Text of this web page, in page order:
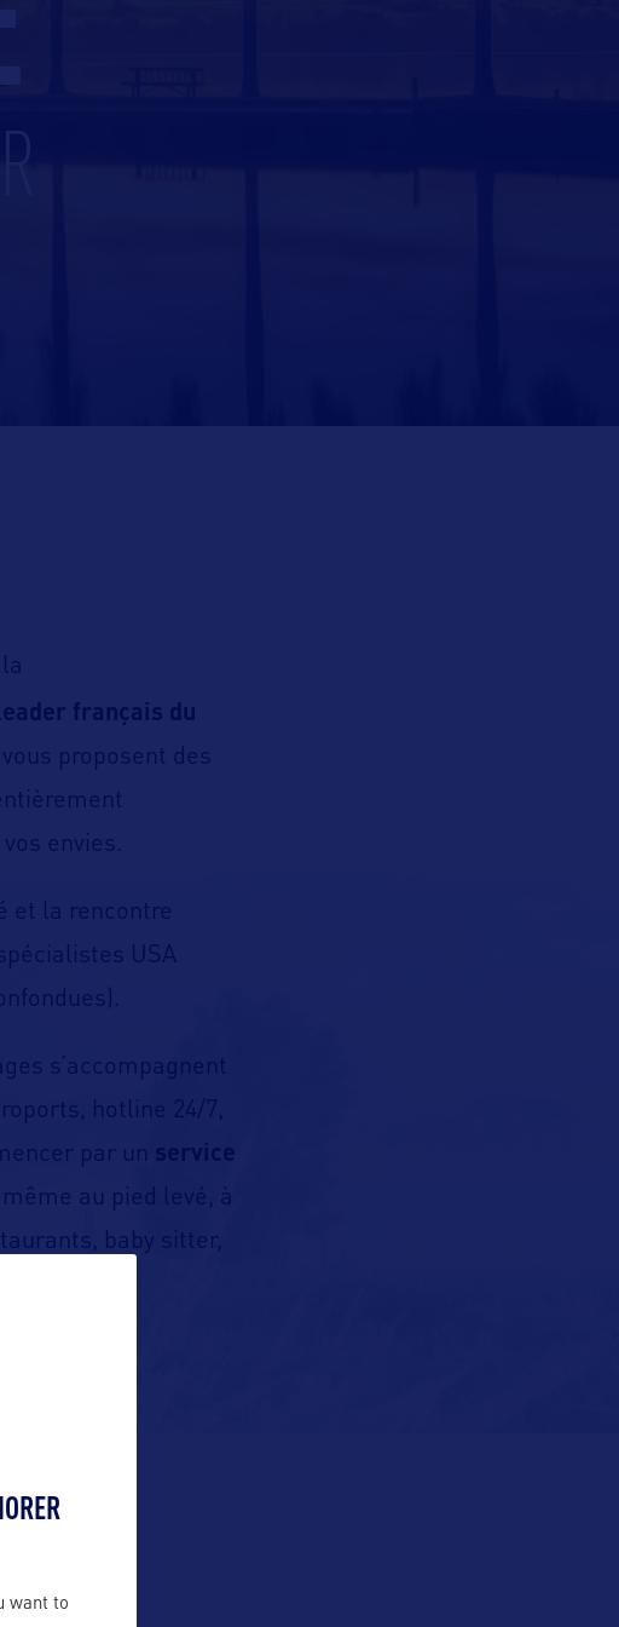
français du
proposent des
envies.
et la rencontre
USA
s’accompagnent
hotline 24/7,
par un
service
au pied levé, à
baby sitter,
want to